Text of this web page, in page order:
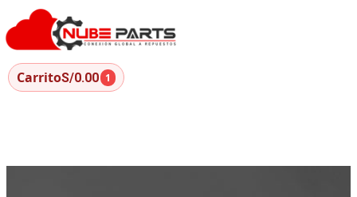
CarritoS/0.00 1